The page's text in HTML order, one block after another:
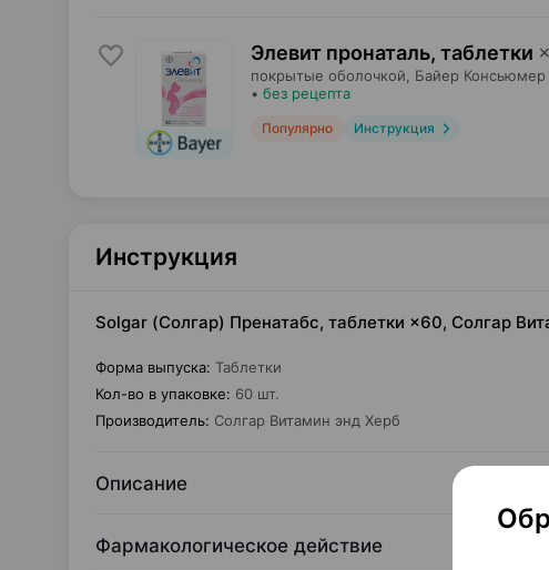
Элевит пронаталь, таблетки ×
покрытые оболочкой, Байер Консьюмер
• без рецепта
Популярно Инструкция
Инструкция
Solgar (Солгар) Пренатабс, таблетки ×60, Солгар
Форма выпуска: Таблетки
Кол-во в упаковке: 60 шт.
Производитель: Солгар Витамин энд Херб
Описание
Фармакологическое действие